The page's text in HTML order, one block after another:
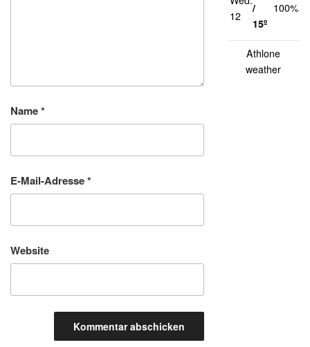
Name*
E-Mail-Adresse*
Website
12
/
15º
100%
Athlone
weather